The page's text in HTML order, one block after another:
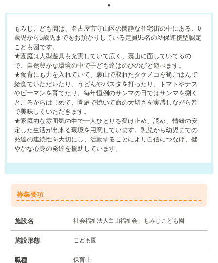
もみじこども園は、名古屋市守山区の閑静な住宅街の中にある、0
歳児から5歳児までをお預かりしている定員95名の幼保連携型認定
こども園です。
★園庭は大型遊具も充実していて広く、裏山に面していてるの
で、自然豊かな環境の中で子ども達はのびのびと遊べます。
★食育にも力を入れていて、裏山で取れたタケノコを筍ごはんで
給食でいただいたり、うどんやパスタを打ったり、トマトやナス
やピーマンを育てたり、毎年恒例のサンマの日ではサンマを捌く
ところからはじめて、園庭で焼いて命の大切さを実感しながら皆
で美味しくいただきます。
★家庭的な雰囲気の中で一人ひとりを受け止め、認め、情緒の安
定した生活が出来る環境を用意しています。乳児から幼児までの
発達の連続性を大切にし、活動することにより自信につなげ、健
やかな心身の発達を援助しています。
募集要項
施設名 社会福祉法人白山福祉会 もみじこども園
施設形態 こども園
職種 保育士